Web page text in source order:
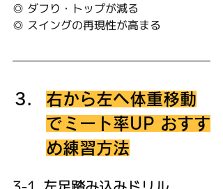
◎ ダフり・トップが減る
◎ スイングの再現性が高まる
右から左へ体重移動
でミート率UP おすす
め練習方法